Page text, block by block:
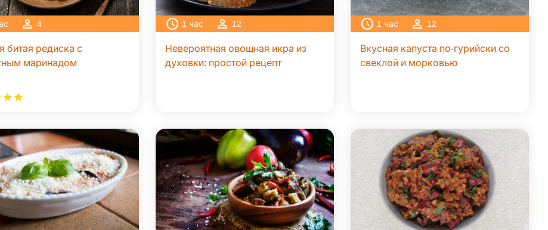
4
битая редиска с
маринадом
1 час 12
Невероятная овощная икра из
духовки: простой рецепт
1 час 12
Вкусная капуста по-гурийски со
свеклой и морковью